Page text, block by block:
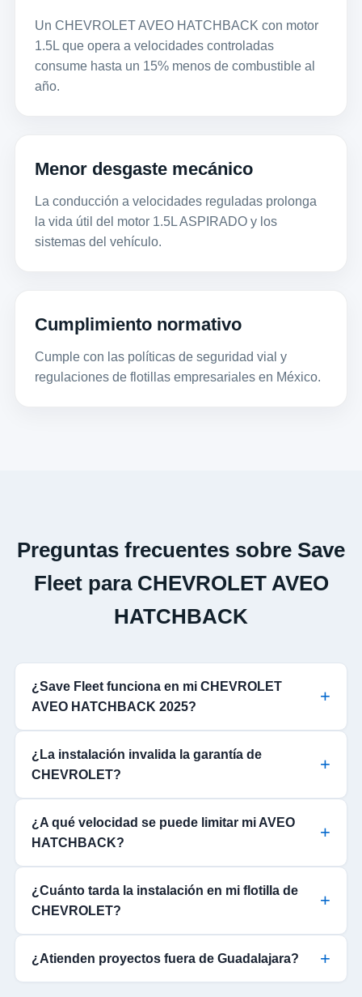
Un CHEVROLET AVEO HATCHBACK con motor
1.5L que opera a velocidades controladas
consume hasta un 15% menos de combustible al
año.
Menor desgaste mecánico
La conducción a velocidades reguladas prolonga
la vida útil del motor 1.5L ASPIRADO y los
sistemas del vehículo.
Cumplimiento normativo
Cumple con las políticas de seguridad vial y
regulaciones de flotillas empresariales en México.
Preguntas frecuentes sobre Save
Fleet para CHEVROLET AVEO
HATCHBACK
¿Save Fleet funciona en mi CHEVROLET
AVEO HATCHBACK 2025?
¿La instalación invalida la garantía de
CHEVROLET?
¿A qué velocidad se puede limitar mi AVEO
HATCHBACK?
¿Cuánto tarda la instalación en mi flotilla de
CHEVROLET?
¿Atienden proyectos fuera de Guadalajara?